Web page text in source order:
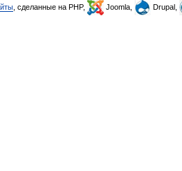
, сделанные на PHP, Joomla, Drupal,